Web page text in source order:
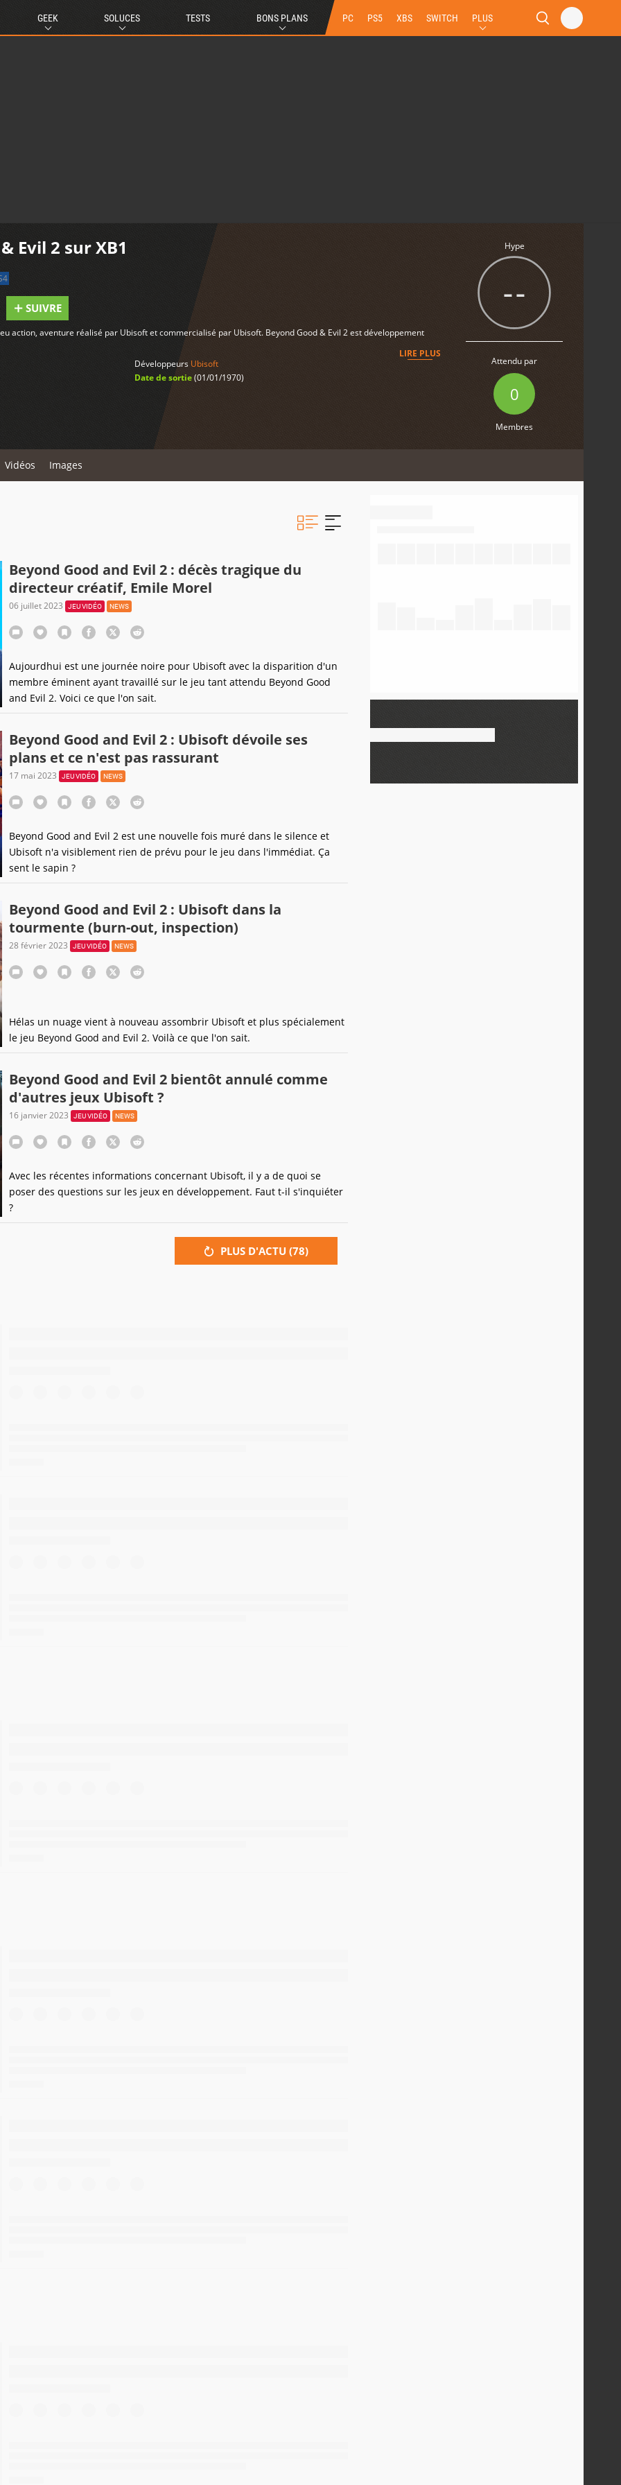
GEEK SOLUCES TESTS BONS PLANS PC PS5 XBS SWITCH PLUS
Evil 2 sur XB1
SUIVRE
action, aventure réalisé par Ubisoft et commercialisé par Ubisoft. Beyond Good & Evil 2 est développement
LIRE PLUS
Développeurs Ubisoft
Date de sortie(01/01/1970)
Hype
--
Attendu par
0
Membres
Vidéos Images
Beyond Good and Evil 2 : décès tragique du
directeur créatif, Emile Morel
06 juillet 2023 JEU VIDÉO NEWS
Aujourdhui est une journée noire pour Ubisoft avec la disparition d'un
membre éminent ayant travaillé sur le jeu tant attendu Beyond Good
and Evil 2. Voici ce que l'on sait.
Beyond Good and Evil 2 : Ubisoft dévoile ses
plans et ce n'est pas rassurant
17 mai 2023 JEU VIDÉO NEWS
Beyond Good and Evil 2 est une nouvelle fois muré dans le silence et
Ubisoft n'a visiblement rien de prévu pour le jeu dans l'immédiat. Ça
sent le sapin ?
Beyond Good and Evil 2 : Ubisoft dans la
tourmente (burn-out, inspection)
28 février 2023 JEU VIDÉO NEWS
Hélas un nuage vient à nouveau assombrir Ubisoft et plus spécialement
le jeu Beyond Good and Evil 2. Voilà ce que l'on sait.
Beyond Good and Evil 2 bientôt annulé comme
d'autres jeux Ubisoft ?
16 janvier 2023 JEU VIDÉO NEWS
Avec les récentes informations concernant Ubisoft, il y a de quoi se
poser des questions sur les jeux en développement. Faut t-il s'inquiéter
?
PLUS D'ACTU (78)